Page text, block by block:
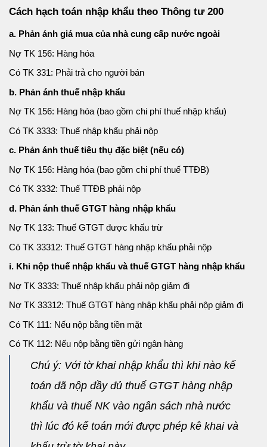
Cách hạch toán nhập khẩu theo Thông tư 200
a. Phản ánh giá mua của nhà cung cấp nước ngoài
Nợ TK 156: Hàng hóa
Có TK 331: Phải trả cho người bán
b. Phản ánh thuế nhập khẩu
Nợ TK 156: Hàng hóa (bao gồm chi phí thuế nhập khẩu)
Có TK 3333: Thuế nhập khẩu phải nộp
c. Phản ánh thuế tiêu thụ đặc biệt (nếu có)
Nợ TK 156: Hàng hóa (bao gồm chi phí thuế TTĐB)
Có TK 3332: Thuế TTĐB phải nộp
d. Phản ánh thuế GTGT hàng nhập khẩu
Nợ TK 133: Thuế GTGT được khấu trừ
Có TK 33312: Thuế GTGT hàng nhập khẩu phải nộp
i. Khi nộp thuế nhập khẩu và thuế GTGT hàng nhập khẩu
Nợ TK 3333: Thuế nhập khẩu phải nộp giảm đi
Nợ TK 33312: Thuế GTGT hàng nhập khẩu phải nộp giảm đi
Có TK 111: Nếu nộp bằng tiền mặt
Có TK 112: Nếu nộp bằng tiền gửi ngân hàng
Chú ý: Với tờ khai nhập khẩu thì khi nào kế
toán đã nộp đầy đủ thuế GTGT hàng nhập
khẩu và thuế NK vào ngân sách nhà nước
thì lúc đó kế toán mới được phép kê khai và